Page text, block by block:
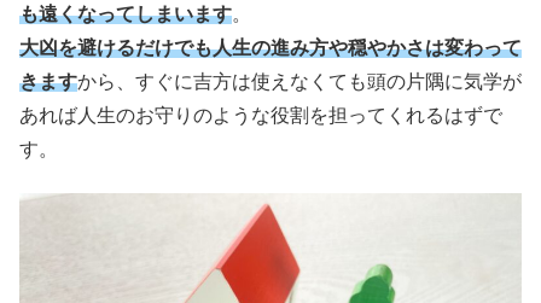
も遠くなってしまいます。
大凶を避けるだけでも人生の進み方や穏やかさは変わって
きますから、すぐに吉方は使えなくても頭の片隅に気学が
あれば人生のお守りのような役割を担ってくれるはずで
す。